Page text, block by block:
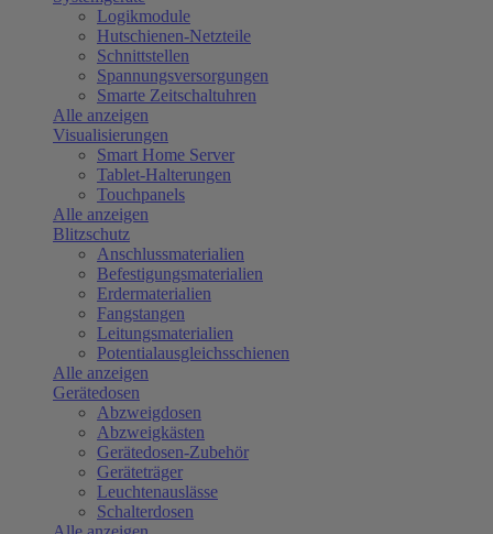
Logikmodule
Hutschienen-Netzteile
Schnittstellen
Spannungsversorgungen
Smarte Zeitschaltuhren
Alle anzeigen
Visualisierungen
Smart Home Server
Tablet-Halterungen
Touchpanels
Alle anzeigen
Blitzschutz
Anschlussmaterialien
Befestigungsmaterialien
Erdermaterialien
Fangstangen
Leitungsmaterialien
Potentialausgleichsschienen
Alle anzeigen
Gerätedosen
Abzweigdosen
Abzweigkästen
Gerätedosen-Zubehör
Geräteträger
Leuchtenauslässe
Schalterdosen